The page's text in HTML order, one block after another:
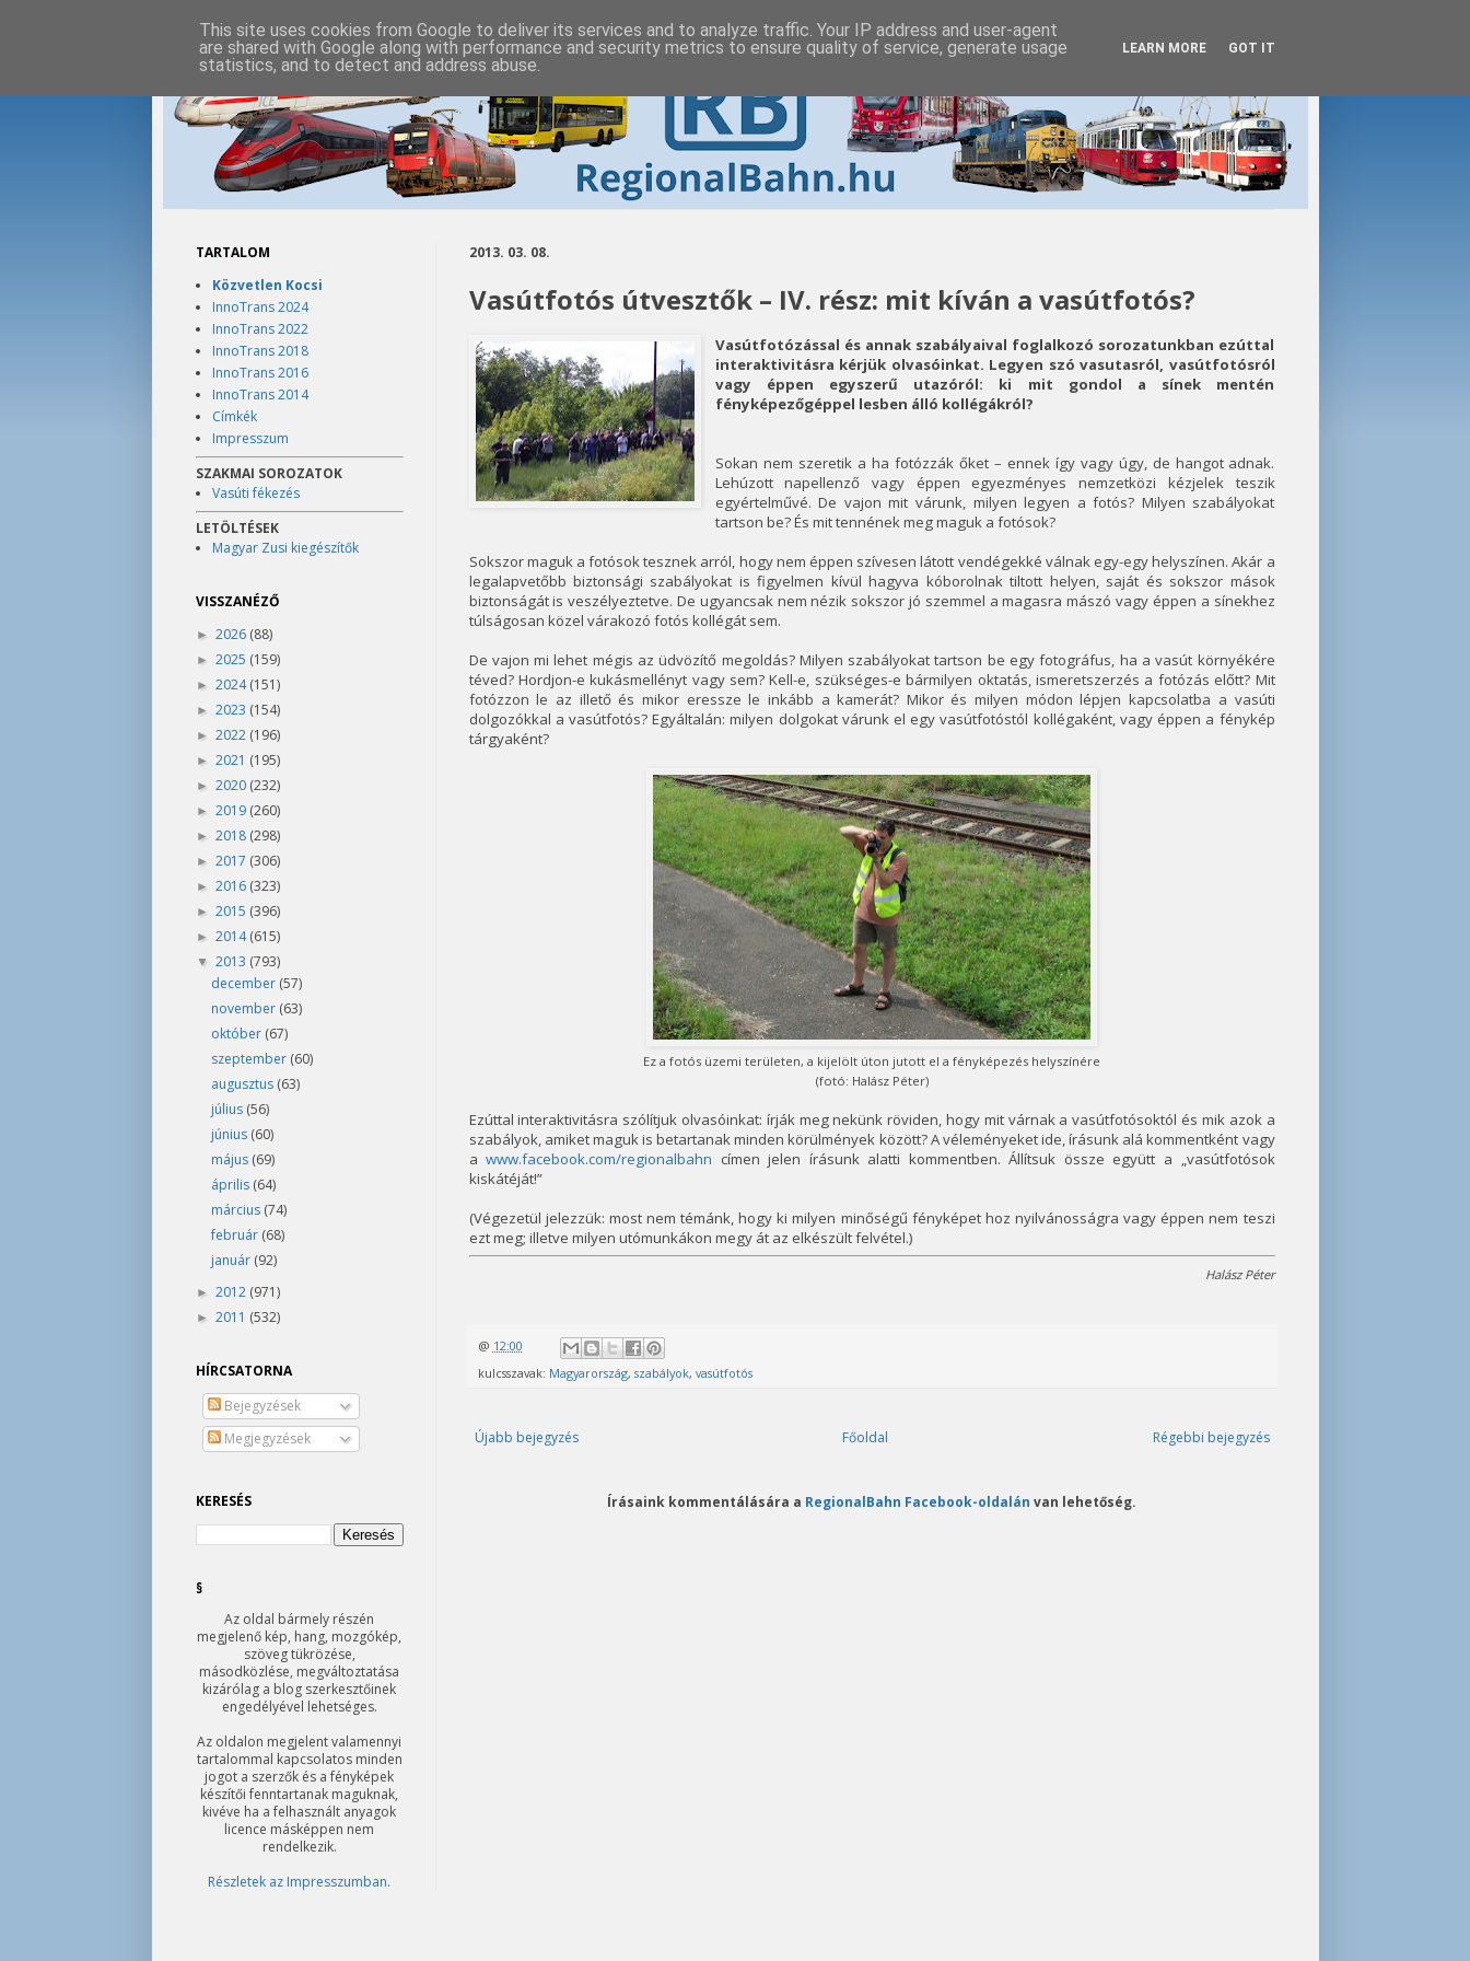
2013. 03. 08.
Vasútfotós útvesztők – IV. rész: mit kíván a vasútfotós?
Vasútfotózással és annak szabályaival foglalkozó sorozatunkban ezúttal
interaktivitásra kérjük olvasóinkat. Legyen szó vasutasról, vasútfotósról
vagy éppen egyszerű utazóról: ki mit gondol a sínek mentén
fényképezőgéppel lesben álló kollégákról?
Sokan nem szeretik a ha fotózzák őket – ennek így vagy úgy, de hangot adnak.
Lehúzott napellenző vagy éppen egyezményes nemzetközi kézjelek teszik
egyértelművé. De vajon mit várunk, milyen legyen a fotós? Milyen szabályokat
tartson be? És mit tennének meg maguk a fotósok?
Sokszor maguk a fotósok tesznek arról, hogy nem éppen szívesen látott vendégekké válnak egy-egy helyszínen. Akár a
legalapvetőbb biztonsági szabályokat is figyelmen kívül hagyva kóborolnak tiltott helyen, saját és sokszor mások
biztonságát is veszélyeztetve. De ugyancsak nem nézik sokszor jó szemmel a magasra mászó vagy éppen a sínekhez
túlságosan közel várakozó fotós kollégát sem.
De vajon mi lehet mégis az üdvözítő megoldás? Milyen szabályokat tartson be egy fotográfus, ha a vasút környékére
téved? Hordjon-e kukásmellényt vagy sem? Kell-e, szükséges-e bármilyen oktatás, ismeretszerzés a fotózás előtt? Mit
fotózzon le az illető és mikor eressze le inkább a kamerát? Mikor és milyen módon lépjen kapcsolatba a vasúti
dolgozókkal a vasútfotós? Egyáltalán: milyen dolgokat várunk el egy vasútfotóstól kollégaként, vagy éppen a fénykép
tárgyaként?
Ez a fotós üzemi területen, a kijelölt úton jutott el a fényképezés helyszínére
(fotó: Halász Péter)
Ezúttal interaktivitásra szólítjuk olvasóinkat: írják meg nekünk röviden, hogy mit várnak a vasútfotósoktól és mik azok a
szabályok, amiket maguk is betartanak minden körülmények között? A véleményeket ide, írásunk alá kommentként vagy
awww.facebook.com/regionalbahn címen jelen írásunk alatti kommentben. Állítsuk össze együtt a „vasútfotósok
kiskátéját!”
(Végezetül jelezzük: most nem témánk, hogy ki milyen minőségű fényképet hoz nyilvánosságra vagy éppen nem teszi
ezt meg; illetve milyen utómunkákon megy át az elkészült felvétel.)
Halász Péter
@ 12:00
kulcsszavak: Magyarország, szabályok, vasútfotós
Újabb bejegyzés Régebbi bejegyzés
Főoldal
Írásaink kommentálására a RegionalBahn Facebook-oldalán van lehetőség.
TARTALOM
Közvetlen Kocsi
InnoTrans 2024
InnoTrans 2022
InnoTrans 2018
InnoTrans 2016
InnoTrans 2014
Címkék
Impresszum
SZAKMAI SOROZATOK
Vasúti fékezés
LETÖLTÉSEK
Magyar Zusi kiegészítők
VISSZANÉZŐ
► 2026 (88)
► 2025 (159)
► 2024(151)
► 2023 (154)
► 2022 (196)
► 2021 (195)
► 2020 (232)
► 2019 (260)
► 2018 (298)
► 2017 (306)
► 2016 (323)
► 2015 (396)
► 2014(615)
▼ 2013 (793)
december (57)
november (63)
október (67)
szeptember (60)
augusztus (63)
július (56)
június (60)
május (69)
április (64)
március (74)
február (68)
január (92)
► 2012 (971)
► 2011 (532)
HÍRCSATORNA
Bejegyzések
Megjegyzések
KERESÉS
§
Az oldal bármely részén
megjelenő kép, hang, mozgókép,
szöveg tükrözése,
másodközlése, megváltoztatása
kizárólag a blog szerkesztőinek
engedélyével lehetséges.
Az oldalon megjelent valamennyi
tartalommal kapcsolatos minden
jogot a szerzők és a fényképek
készítői fenntartanak maguknak,
kivéve ha a felhasznált anyagok
licence másképpen nem
rendelkezik.
Részletek az Impresszumban.
This site uses cookies from Google to deliver its services and to analyze traffic. Your IP address and user-agent
are shared with Google along with performance and security metrics to ensure quality of service, generate usage
statistics, and to detect and address abuse.
LEARN MORE GOT IT